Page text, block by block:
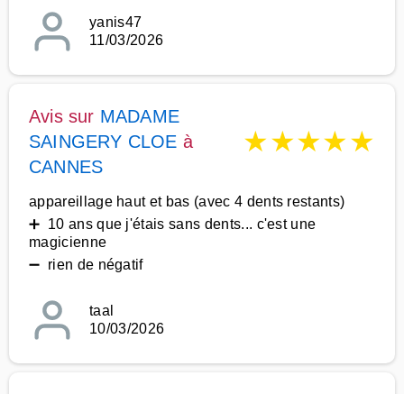
yanis47
11/03/2026
Avis sur MADAME
SAINGERY CLOE à
CANNES
★★★★★
appareillage haut et bas (avec 4 dents restants)
➕ 10 ans que j'étais sans dents... c'est une
magicienne
➖ rien de négatif
taal
10/03/2026